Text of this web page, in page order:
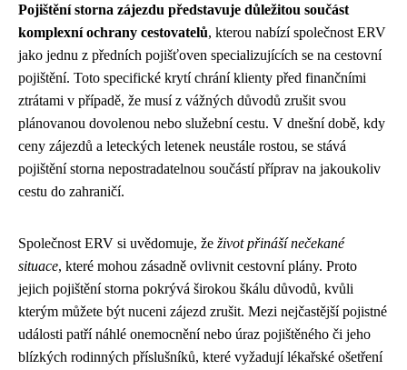
Pojištění storna zájezdu představuje důležitou součást
komplexní ochrany cestovatelů, kterou nabízí společnost ERV
jako jednu z předních pojišťoven specializujících se na cestovní
pojištění. Toto specifické krytí chrání klienty před finančními
ztrátami v případě, že musí z vážných důvodů zrušit svou
plánovanou dovolenou nebo služební cestu. V dnešní době, kdy
ceny zájezdů a leteckých letenek neustále rostou, se stává
pojištění storna nepostradatelnou součástí příprav na jakoukoliv
cestu do zahraničí.
Společnost ERV si uvědomuje, že život přináší nečekané
situace, které mohou zásadně ovlivnit cestovní plány. Proto
jejich pojištění storna pokrývá širokou škálu důvodů, kvůli
kterým můžete být nuceni zájezd zrušit. Mezi nejčastější pojistné
události patří náhlé onemocnění nebo úraz pojištěného či jeho
blízkých rodinných příslušníků, které vyžadují lékařské ošetření